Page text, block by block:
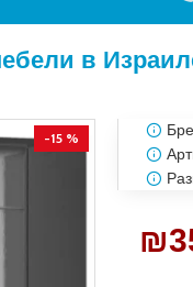
в
-15 %